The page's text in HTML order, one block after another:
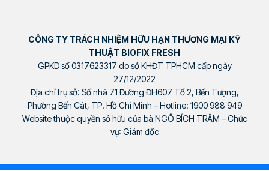
CÔNG TY TRÁCH NHIỆM HỮU HẠN THƯƠNG MẠI KỸ
THUẬT BIOFIX FRESH
GPKD số 0317623317 do sở KHĐT TPHCM cấp ngày
27/12/2022
Địa chỉ trụ sở: Số nhà 71 Đường ĐH607 Tổ 2, Bến Tượng,
Phường Bến Cát, TP. Hồ Chí Minh – Hotline: 1900 988 949
Website thuộc quyền sở hữu của bà NGÔ BÍCH TRÂM – Chức
vụ: Giám đốc